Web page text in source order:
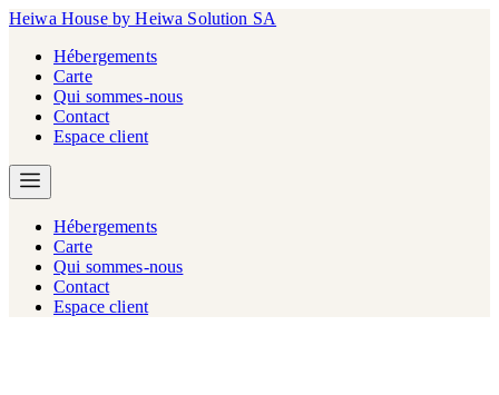
Heiwa House by Heiwa Solution SA
Hébergements
Carte
Qui sommes-nous
Contact
Espace client
Hébergements
Carte
Qui sommes-nous
Contact
Espace client